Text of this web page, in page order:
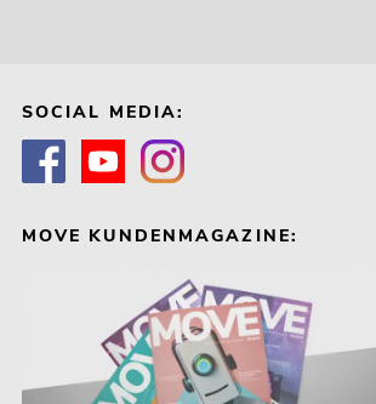
SOCIAL MEDIA:
MOVE KUNDENMAGAZINE: